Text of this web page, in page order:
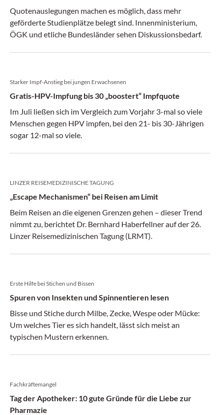
Quotenauslegungen machen es möglich, dass mehr
geförderte Studienplätze belegt sind. Innenministerium,
ÖGK und etliche Bundesländer sehen Diskussionsbedarf.
Starker Impf-Anstieg bei jungen Erwachsenen
Gratis-HPV-Impfung bis 30 „boostert“ Impfquote
Im Juli ließen sich im Vergleich zum Vorjahr 3-mal so viele
Menschen gegen HPV impfen, bei den 21- bis 30-Jährigen
sogar 12-mal so viele.
LINZER REISEMEDIZINISCHE TAGUNG
„Escape Mechanismen“ bei Reisen am Limit
Beim Reisen an die eigenen Grenzen gehen – dieser Trend
nimmt zu, berichtet Dr. Bernhard Haberfellner auf der 26.
Linzer Reisemedizinischen Tagung (LRMT).
Erste Hilfe bei Stichen und Bissen
Spuren von Insekten und Spinnentieren lesen
Bisse und Stiche durch Milbe, Zecke, Wespe oder Mücke:
Um welches Tier es sich handelt, lässt sich meist an
typischen Mustern erkennen.
Fachkräftemangel
Tag der Apotheker: 10 gute Gründe für die Liebe zur
Pharmazie